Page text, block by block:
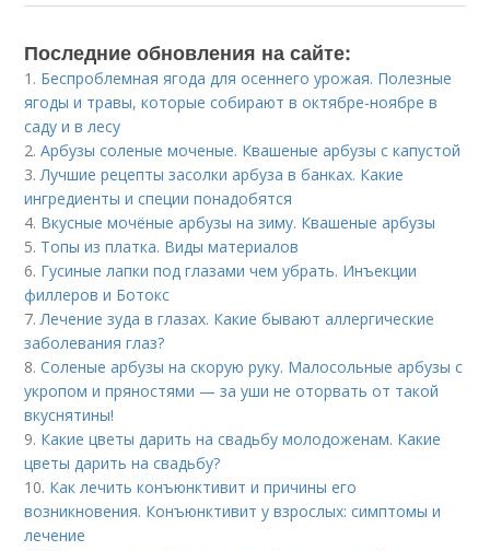
Последние обновления на сайте:
1. Беспроблемная ягода для осеннего урожая. Полезные
ягоды и травы, которые собирают в октябре-ноябре в
саду и в лесу
2.Арбузы соленые моченые. Квашеные арбузы с капустой
3.Лучшие рецепты засолки арбуза в банках. Какие
ингредиенты и специи понадобятся
4. Вкусные мочёные арбузы на зиму. Квашеные арбузы
5. Топы из платка. Виды материалов
6. Гусиные лапки под глазами чем убрать. Инъекции
филлеров и Ботокс
7.Лечение зуда в глазах. Какие бывают аллергические
заболевания глаз?
8.Соленые арбузы на скорую руку. Малосольные арбузы с
укропом и пряностями — за уши не оторвать от такой
вкуснятины!
9. Какие цветы дарить на свадьбу молодоженам. Какие
цветы дарить на свадьбу?
10. Как лечить конъюнктивит и причины его
возникновения. Конъюнктивит у взрослых: симптомы и
лечение